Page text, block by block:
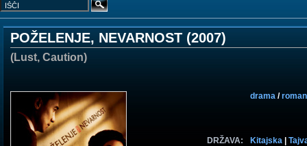
POŽELENJE, NEVARNOST (2007)
(Lust, Caution)
drama /
DRŽAVA: Kitajska